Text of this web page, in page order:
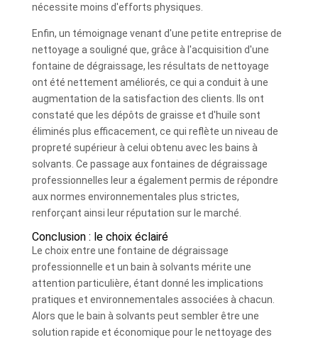
nécessite moins d'efforts physiques.
Enfin, un témoignage venant d'une petite entreprise de
nettoyage a souligné que, grâce à l'acquisition d'une
fontaine de dégraissage, les résultats de nettoyage
ont été nettement améliorés, ce qui a conduit à une
augmentation de la satisfaction des clients. Ils ont
constaté que les dépôts de graisse et d'huile sont
éliminés plus efficacement, ce qui reflète un niveau de
propreté supérieur à celui obtenu avec les bains à
solvants. Ce passage aux fontaines de dégraissage
professionnelles leur a également permis de répondre
aux normes environnementales plus strictes,
renforçant ainsi leur réputation sur le marché.
Conclusion : le choix éclairé
Le choix entre une fontaine de dégraissage
professionnelle et un bain à solvants mérite une
attention particulière, étant donné les implications
pratiques et environnementales associées à chacun.
Alors que le bain à solvants peut sembler être une
solution rapide et économique pour le nettoyage des